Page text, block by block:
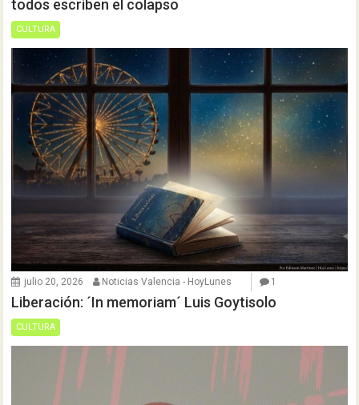
todos escriben el colapso
CULTURA
julio 20, 2026 Noticias Valencia - HoyLunes 1
Liberación: ´In memoriam´ Luis Goytisolo
CULTURA